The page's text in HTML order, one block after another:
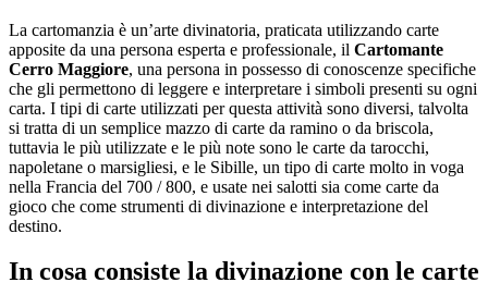
La cartomanzia è un’arte divinatoria, praticata utilizzando carte
apposite da una persona esperta e professionale, il Cartomante
Cerro Maggiore, una persona in possesso di conoscenze specifiche
che gli permettono di leggere e interpretare i simboli presenti su ogni
carta. I tipi di carte utilizzati per questa attività sono diversi, talvolta
si tratta di un semplice mazzo di carte da ramino o da briscola,
tuttavia le più utilizzate e le più note sono le carte da tarocchi,
napoletane o marsigliesi, e le Sibille, un tipo di carte molto in voga
nella Francia del 700 / 800, e usate nei salotti sia come carte da
gioco che come strumenti di divinazione e interpretazione del
destino.
In cosa consiste la divinazione con le carte